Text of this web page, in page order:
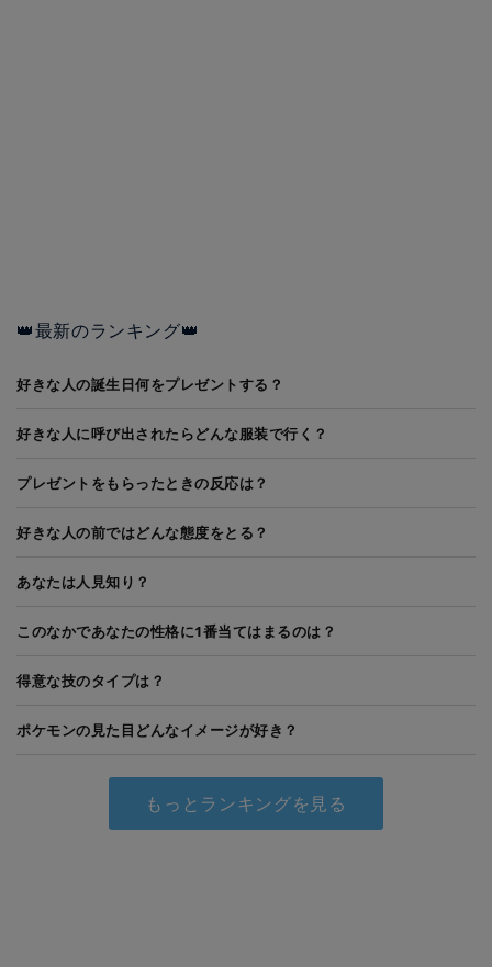
👑最新のランキング👑
好きな人の誕生日何をプレゼントする？
好きな人に呼び出されたらどんな服装で行く？
プレゼントをもらったときの反応は？
好きな人の前ではどんな態度をとる？
あなたは人見知り？
このなかであなたの性格に1番当てはまるのは？
得意な技のタイプは？
ポケモンの見た目どんなイメージが好き？
もっとランキングを見る